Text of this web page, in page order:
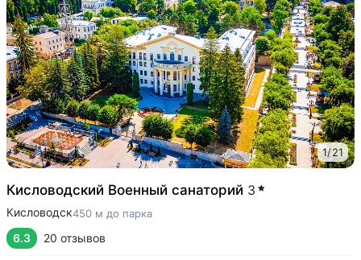
1/21
Кисловодский Военный санаторий 3
Кисловодск450 м до парка
6.3 20 отзывов